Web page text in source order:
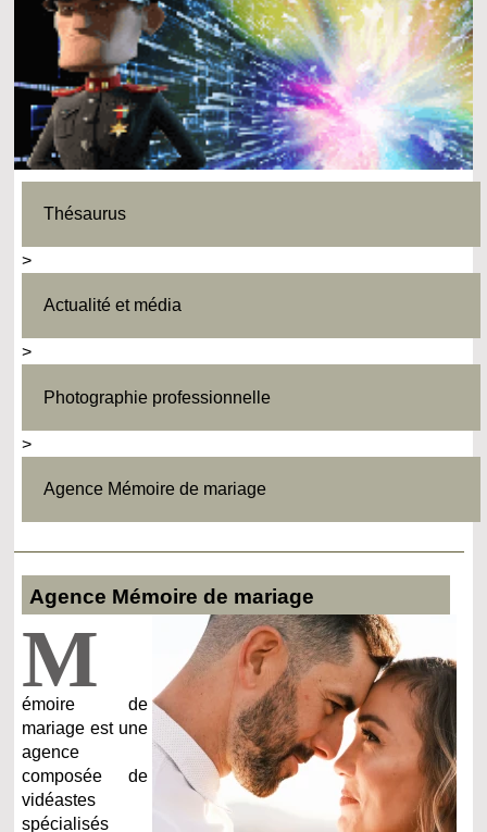
Thésaurus
>
Actualité et média
>
Photographie professionnelle
>
Agence Mémoire de mariage
Agence Mémoire de mariage
M
émoire de
mariage est une
agence
composée de
vidéastes
spécialisés